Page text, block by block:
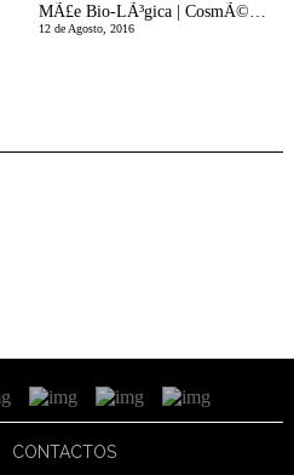
12 de Agosto, 2016
CONTACTOS